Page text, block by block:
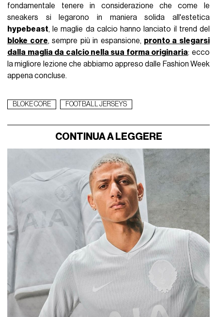
fondamentale tenere in considerazione che come le
sneakers si legarono in maniera solida all'estetica
hypebeast, le maglie da calcio hanno lanciato il trend del
bloke core, sempre più in espansione, pronto a slegarsi
dalla maglia da calcio nella sua forma originaria: ecco
la migliore lezione che abbiamo appreso dalle Fashion Week
appena concluse.
BLOKE CORE FOOTBALL JERSEYS
CONTINUA A LEGGERE